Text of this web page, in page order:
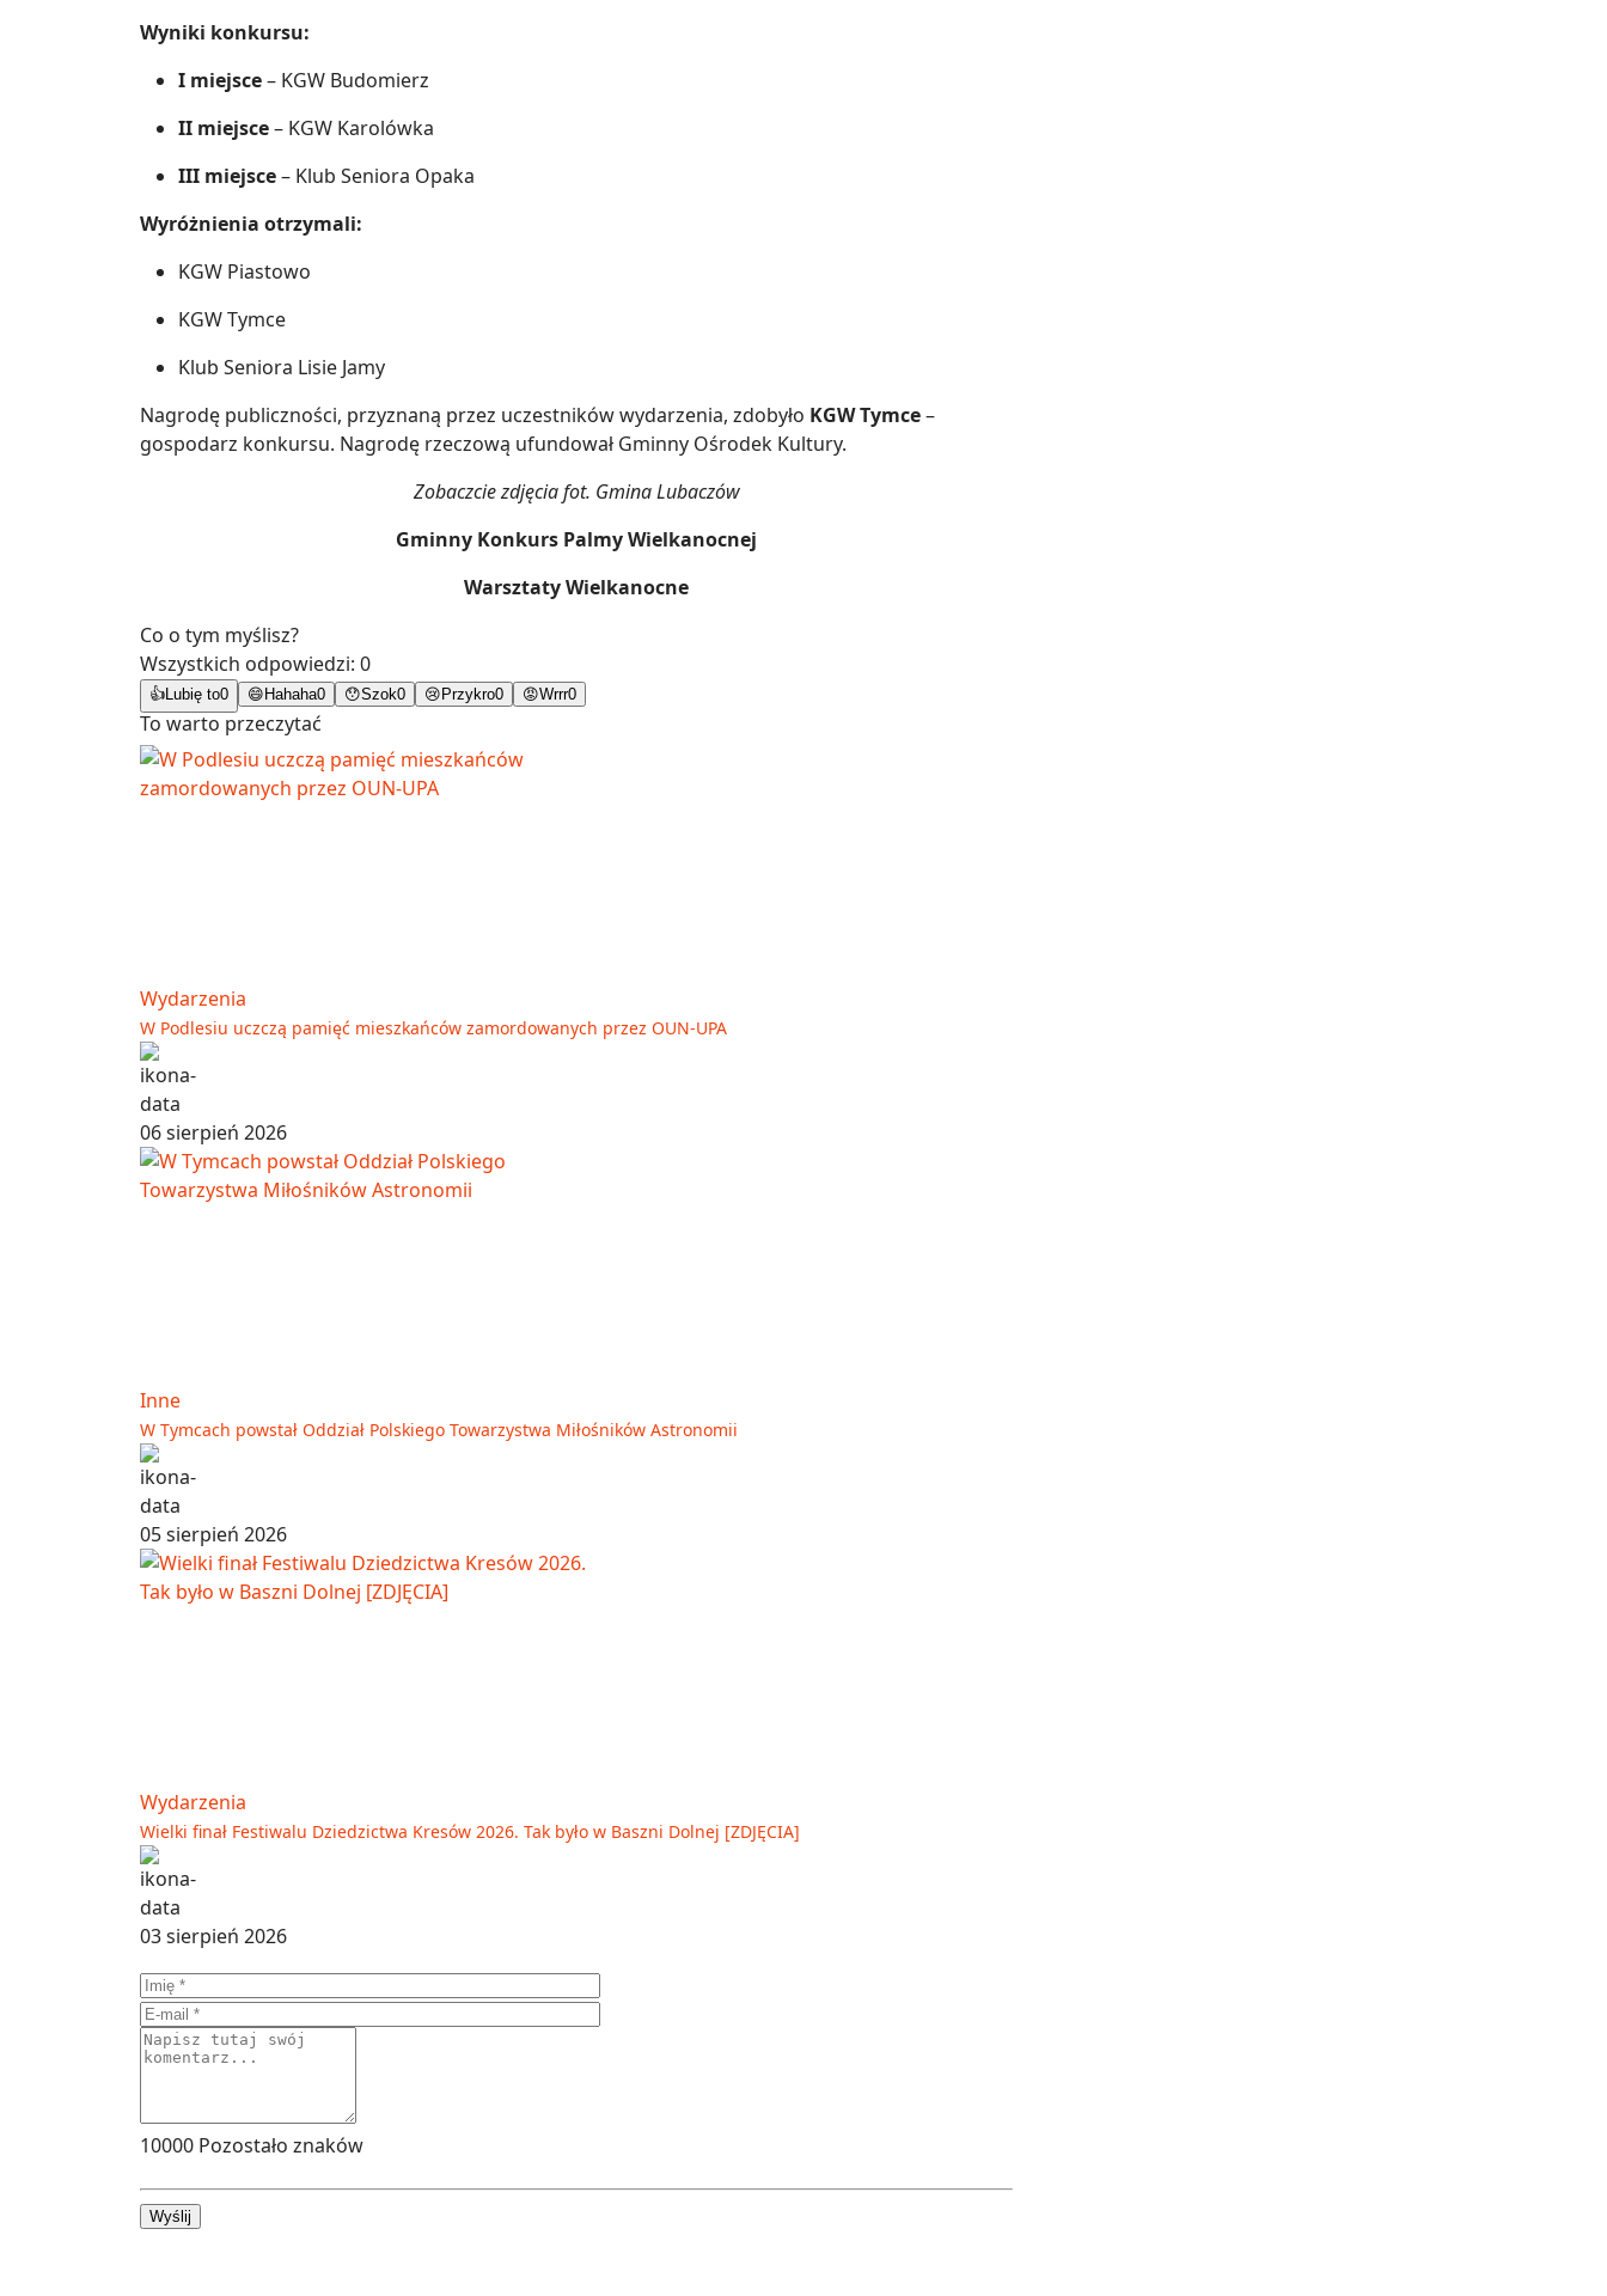
Wyniki konkursu:
I miejsce– KGW Budomierz
II miejsce– KGW Karolówka
III miejsce– Klub Seniora Opaka
Wyróżnienia otrzymali:
KGW Piastowo
KGW Tymce
Klub Seniora Lisie Jamy
Nagrodę publiczności, przyznaną przez uczestników wydarzenia, zdobyło KGW Tymce–
gospodarz konkursu. Nagrodę rzeczową ufundował Gminny Ośrodek Kultury.
Zobaczcie zdjęcia fot. Gmina Lubaczów
Gminny Konkurs Palmy Wielkanocnej
Warsztaty Wielkanocne
Co o tym myślisz?
Wszystkich odpowiedzi: 0
👍Lubię to0 😄 Hahaha0 😯Szok0 😢 Przykro0 😡Wrrr0
To warto przeczytać
Wydarzenia
W Podlesiu uczczą pamięć mieszkańców zamordowanych przez OUN-UPA
06 sierpień 2026
Inne
W Tymcach powstał Oddział Polskiego Towarzystwa Miłośników Astronomii
05 sierpień 2026
Wydarzenia
Wielki finał Festiwalu Dziedzictwa Kresów 2026. Tak było w Baszni Dolnej [ZDJĘCIA]
03 sierpień 2026
10000 Pozostało znaków
Wyślij